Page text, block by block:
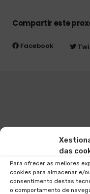
das
Para ofrecer as mellores
cookies para almacenar e/
consentimento destas
o comportamento de
Compartir este
Facebook